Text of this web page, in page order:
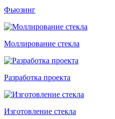
Фьюзинг
Моллирование стекла
Разработка проекта
Изготовление стекла